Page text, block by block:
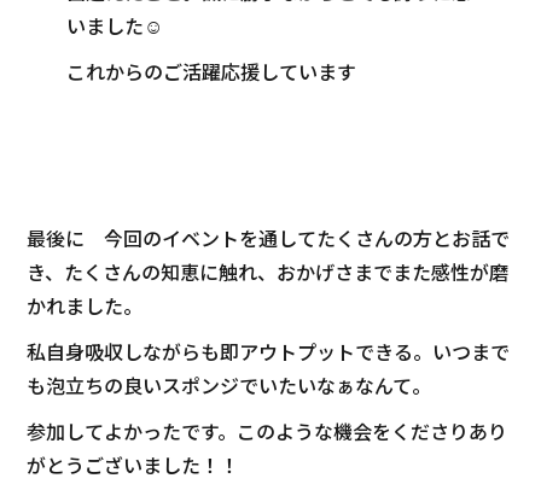
いました☺
これからのご活躍応援しています
最後に 今回のイベントを通してたくさんの方とお話で
き、たくさんの知恵に触れ、おかげさまでまた感性が磨
かれました。
私自身吸収しながらも即アウトプットできる。いつまで
も泡立ちの良いスポンジでいたいなぁなんて。
参加してよかったです。このような機会をくださりあり
がとうございました！！